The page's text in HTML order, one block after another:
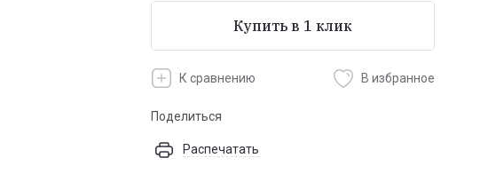
Купить в 1 клик
К сравнению В избранное
Поделиться
Распечатать